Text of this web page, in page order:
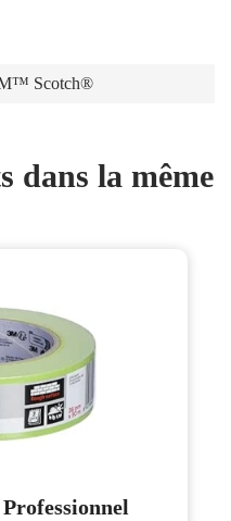
Scotch®
dans la même